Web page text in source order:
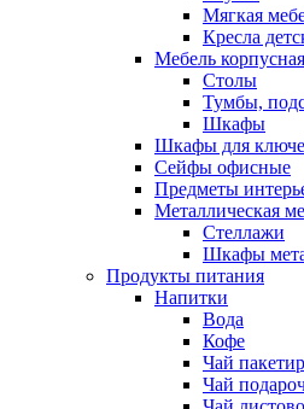
Мягкая
Кресла
Мебель корпусная
Столы
Тумбы,
Шкафы
Шкафы для
Сейфы офисные
Предметы
Металлическая
Стеллажи
Шкафы
Продукты питания
Напитки
Вода
Кофе
Чай
Чай